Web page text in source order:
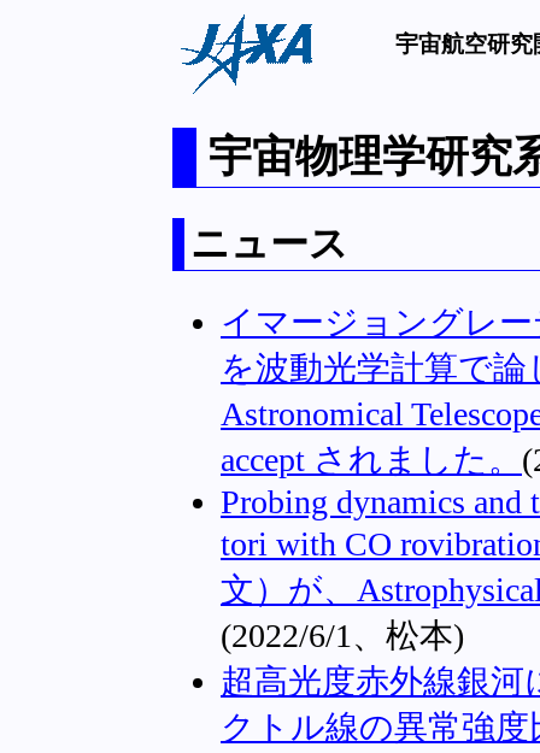
宇宙航空研
宇宙物理学研究
ニュース
イマージョングレ
を波動光学計算で論
Astronomical
accept されました。
Probing dynamics and
tori with CO
文）が、
(2022/6/1、松本)
超高光度赤外線銀
クトル線の異常強